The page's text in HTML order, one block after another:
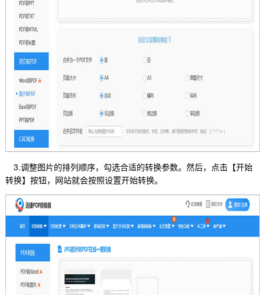
3.调整图片的排列顺序，勾选合适的转换参数。然后，点击【开始
转换】按钮，网站就会按照设置开始转换。